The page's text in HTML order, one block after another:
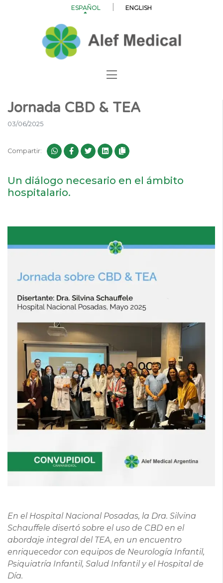
ESPAÑOL ENGLISH
Jornada CBD & TEA
03/06/2025
Compartir:
Un diálogo necesario en el ámbito
hospitalario.
En el Hospital Nacional Posadas, la Dra. Silvina
Schauffele disertó sobre el uso de CBD en el
abordaje integral del TEA, en un encuentro
enriquecedor con equipos de Neurología Infantil,
Psiquiatría Infantil, Salud Infantil y el Hospital de
Día.